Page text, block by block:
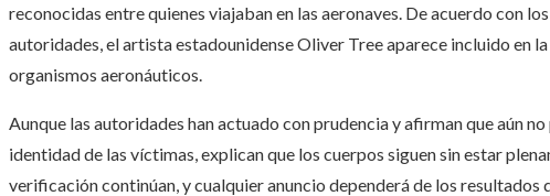
reconocidas entre quienes viajaban en las aeronaves. De acuerdo con
autoridades, el artista estadounidense Oliver Tree aparece incluido en
organismos aeronáuticos.
Aunque las autoridades han actuado con prudencia y afirman que aún
identidad de las víctimas, explican que los cuerpos siguen sin estar
verificación continúan, y cualquier anuncio dependerá de los resultados